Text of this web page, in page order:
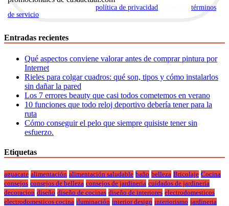
política de privacidad
términos
de servicio
Entradas recientes
Qué aspectos conviene valorar antes de comprar pintura por
Internet
Rieles para colgar cuadros: qué son, tipos y cómo instalarlos
sin dañar la pared
Los 7 errores beauty que casi todos cometemos en verano
10 funciones que todo reloj deportivo debería tener para la
ruta
Cómo conseguir el pelo que siempre quisiste tener sin
esfuerzo.
Etiquetas
aguacate alimentación alimentación saludable baño belleza Bricolaje Cocina
consejos consejos de belleza consejos de jardineria cuidados de jardineria
decoracion diseño diseño de cocinas diseño de interiores electrodomesticos
electrodomesticos cocina iluminación interior design interiorismo jardineria